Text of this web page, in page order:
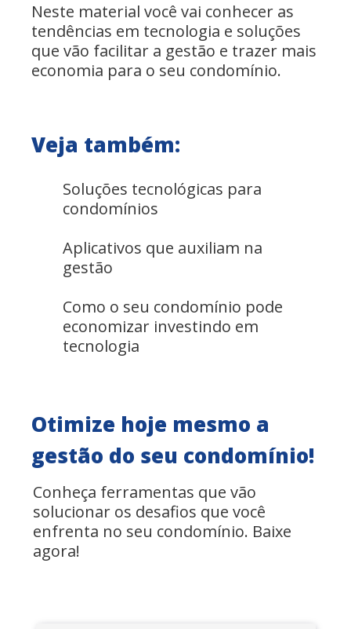
Neste material você vai conhecer as
tendências em tecnologia e soluções
que vão facilitar a gestão e trazer mais
economia para o seu condomínio.
Veja também:
Soluções tecnológicas para
condomínios
Aplicativos que auxiliam na
gestão
Como o seu condomínio pode
economizar investindo em
tecnologia
Otimize hoje mesmo a
gestão do seu condomínio!
Conheça ferramentas que vão
solucionar os desafios que você
enfrenta no seu condomínio. Baixe
agora!